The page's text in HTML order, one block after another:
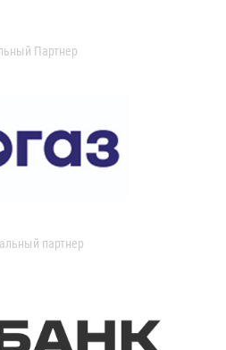
Партнер
партнер